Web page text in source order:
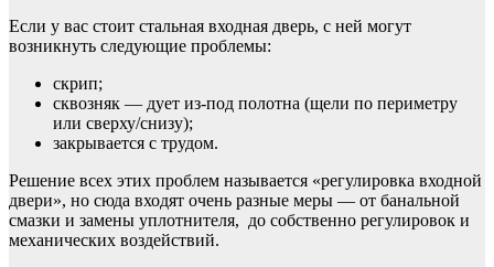
Если у вас стоит стальная входная дверь, с ней могут
возникнуть следующие проблемы:
скрип;
сквозняк — дует из-под полотна (щели по периметру
или сверху/снизу);
закрывается с трудом.
Решение всех этих проблем называется «регулировка входной
двери», но сюда входят очень разные меры — от банальной
смазки и замены уплотнителя, до собственно регулировок и
механических воздействий.